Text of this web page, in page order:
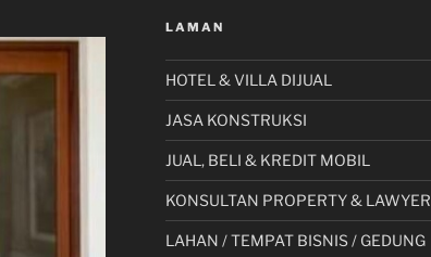
LAMAN
HOTEL & VILLA DIJUAL
JASA KONSTRUKSI
JUAL, BELI & KREDIT MOBIL
KONSULTAN PROPERTY & LAWYER
LAHAN / TEMPAT BISNIS / GEDUNG